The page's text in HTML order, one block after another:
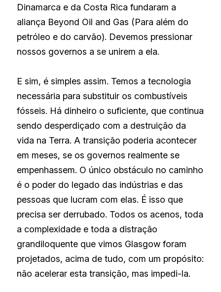
Dinamarca e da Costa Rica fundaram a
aliança Beyond Oil and Gas (Para além do
petróleo e do carvão). Devemos pressionar
nossos governos a se unirem a ela.
E sim, é simples assim. Temos a tecnologia
necessária para substituir os combustíveis
fósseis. Há dinheiro o suficiente, que continua
sendo desperdiçado com a destruição da
vida na Terra. A transição poderia acontecer
em meses, se os governos realmente se
empenhassem. O único obstáculo no caminho
é o poder do legado das indústrias e das
pessoas que lucram com elas. É isso que
precisa ser derrubado. Todos os acenos, toda
a complexidade e toda a distração
grandiloquente que vimos Glasgow foram
projetados, acima de tudo, com um propósito:
não acelerar esta transição, mas impedi-la.